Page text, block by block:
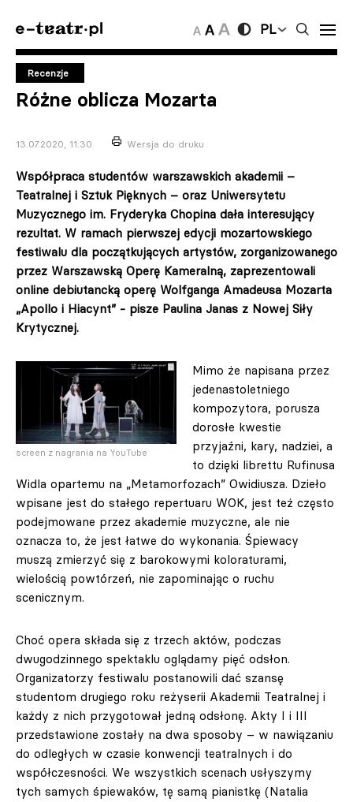
PL
Recenzje
Różne oblicza Mozarta
13.07.2020, 11:30 Wersja do druku
Współpraca studentów warszawskich akademii –
Teatralnej i Sztuk Pięknych – oraz Uniwersytetu
Muzycznego im. Fryderyka Chopina dała interesujący
rezultat. W ramach pierwszej edycji mozartowskiego
festiwalu dla początkujących artystów, zorganizowanego
przez Warszawską Operę Kameralną, zaprezentowali
online debiutancką operę Wolfganga Amadeusa Mozarta
„Apollo i Hiacynt” - pisze Paulina Janas z Nowej Siły
Krytycznej.
screen z nagrania na YouTube
Mimo że napisana przez
jedenastoletniego
kompozytora, porusza
dorosłe kwestie
przyjaźni, kary, nadziei, a
to dzięki librettu Rufinusa
Widla opartemu na „Metamorfozach” Owidiusza. Dzieło
wpisane jest do stałego repertuaru WOK, jest też często
podejmowane przez akademie muzyczne, ale nie
oznacza to, że jest łatwe do wykonania. Śpiewacy
muszą zmierzyć się z barokowymi koloraturami,
wielością powtórzeń, nie zapominając o ruchu
scenicznym.
Choć opera składa się z trzech aktów, podczas
dwugodzinnego spektaklu oglądamy pięć odsłon.
Organizatorzy festiwalu postanowili dać szansę
studentom drugiego roku reżyserii Akademii Teatralnej i
każdy z nich przygotował jedną odsłonę. Akty I i III
przedstawione zostały na dwa sposoby – w nawiązaniu
do odległych w czasie konwencji teatralnych i do
współczesności. We wszystkich scenach usłyszymy
tych samych śpiewaków, tę samą pianistkę (Natalia